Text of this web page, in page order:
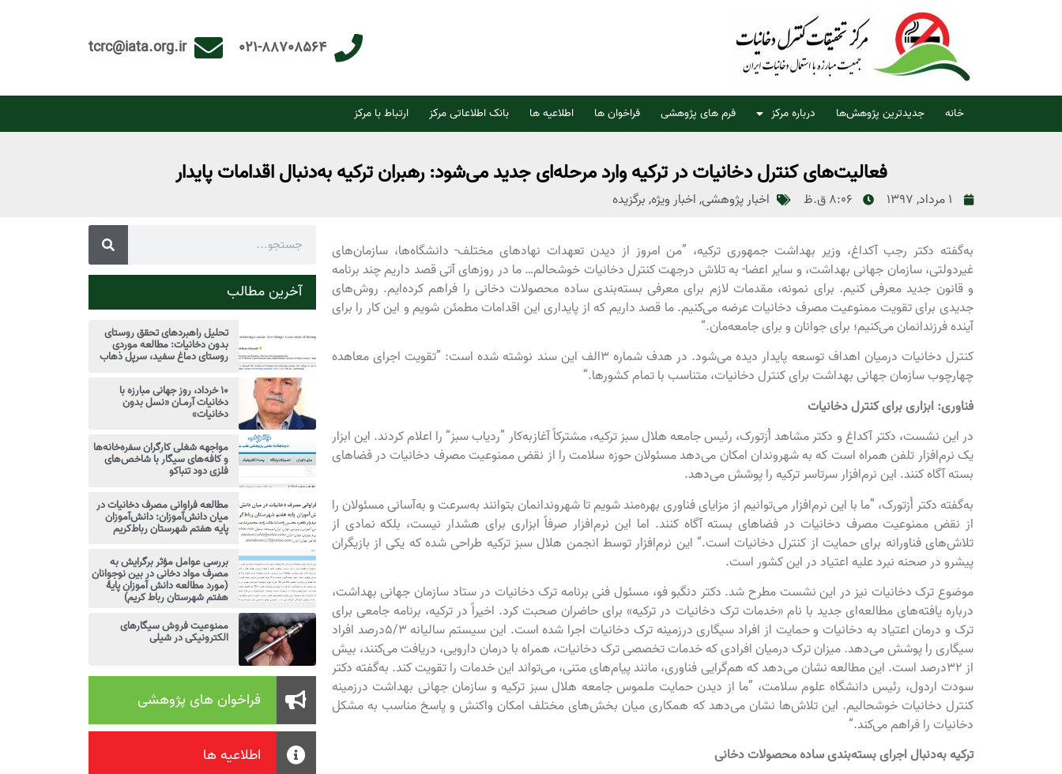
021-88708564
tcrc@iata.org.ir
خانه جدیدترین پژوهش‌ها درباره مرکز فرم های پژوهشی فراخوان ها اطلاعیه ها بانک اطلاعاتی مرکز ارتباط با مرکز
فعالیت‌های کنترل دخانیات در ترکیه وارد مرحله‌ای جدید می‌شود: رهبران ترکیه به‌دنبال اقدامات پایدار
1 مرداد, 1397 8:06 ق.ظ اخبار پژوهشی,اخبار ویژه,برگزیده
به‌گفته دکتر رجب آکداغ، وزیر بهداشت جمهوری ترکیه، ”من امروز از دیدن تعهدات نهادهای مختلف- دانشگاه‌ها، سازمان‌های
غیردولتی، سازمان جهانی بهداشت، و سایر اعضا- به تلاش درجهت کنترل دخانیات خوشحالم… ما در روزهای آتی قصد داریم چند برنامه
و قانون جدید معرفی کنیم. برای نمونه، مقدمات لازم برای معرفی بسته‌بندی ساده محصولات دخانی را فراهم کرده‌ایم. روش‌های
جدیدی برای تقویت ممنوعیت مصرف دخانیات عرضه می‌کنیم. ما قصد داریم که از پایداری این اقدامات مطمئن شویم و این کار را برای
آینده فرزندانمان می‌کنیم؛ برای جوانان و برای جامعه‌مان.“
کنترل دخانیات درمیان اهداف توسعه پایدار دیده می‌شود. در هدف شماره 3الف این سند نوشته شده است: ”تقویت اجرای معاهده
چهارچوب سازمان جهانی بهداشت برای کنترل دخانیات، متناسب با تمام کشورها.“
فناوری: ابزاری برای کنترل دخانیات
در این نشست، دکتر آکداغ و دکتر مشاهد اُزتورک، رئیس جامعه هلال سبز ترکیه، مشترکاً آغازبه‌کار ”ردیاب سبز“ را اعلام کردند. این ابزار
یک نرم‌افزار تلفن همراه است که به شهروندان امکان می‌دهد مسئولان حوزه سلامت را از نقض ممنوعیت مصرف دخانیات در فضاهای
بسته آگاه کنند. این نرم‌افزار سرتاسر ترکیه را پوشش می‌دهد.
به‌گفته دکتر اُزتورک، ”ما با این نرم‌افزار می‌توانیم از مزایای فناوری بهره‌مند شویم تا شهروندانمان بتوانند به‌سرعت و به‌آسانی مسئولان را
از نقض ممنوعیت مصرف دخانیات در فضاهای بسته آگاه کنند. اما این نرم‌افزار صرفاً ابزاری برای هشدار نیست، بلکه نمادی از
تلاش‌های فناورانه برای حمایت از کنترل دخانیات است.“ این نرم‌افزار توسط انجمن هلال سبز ترکیه طراحی شده که یکی از بازیگران
پیشرو در صحنه نبرد علیه اعتیاد در این کشور است.
موضوع ترک دخانیات نیز در این نشست مطرح شد. دکتر دنگبو فو، مسئول فنی برنامه ترک دخانیات در ستاد سازمان جهانی بهداشت،
درباره یافته‌های مطالعه‌ای جدید با نام «خدمات ترک دخانیات در ترکیه» برای حاضران صحبت کرد. اخیراً در ترکیه، برنامه جامعی برای
ترک و درمان اعتیاد به دخانیات و حمایت از افراد سیگاری درزمینه ترک دخانیات اجرا شده است. این سیستم سالیانه 5/3درصد افراد
سیگاری را پوشش می‌دهد. میزان ترک درمیان افرادی که خدمات تخصصی ترک دخانیات، همراه با درمان دارویی، دریافت می‌کنند، بیش
از 32درصد است. این مطالعه نشان می‌دهد که هم‌گرایی فناوری، مانند پیام‌های متنی، می‌تواند این خدمات را تقویت کند. به‌گفته دکتر
سودت اردول، رئیس دانشگاه علوم سلامت، ”ما از دیدن حمایت ملموس جامعه هلال سبز ترکیه و سازمان جهانی بهداشت درزمینه
کنترل دخانیات خوشحالیم. این تلاش‌ها نشان می‌دهد که همکاری میان بخش‌های مختلف امکان واکنش و پاسخ مناسب به مشکل
دخانیات را فراهم می‌کند.“
ترکیه به‌دنبال اجرای بسته‌بندی ساده محصولات دخانی
آخرین مطالب
تحلیل راهبردهای تحقق روستای
بدون دخانیات: مطالعه موردی
روستای دماغ سفید، سرپل ذهاب
۱۰ خرداد، روز جهانی مبارزه با
دخانیات آرمـان «نسل بدون
دخانیات»
مواجهه شغلی کارگران سفره‌خانه‌ها
و کافه‌های سیگار با شاخص‌های
فلزی دود تنباکو
مطالعه فراوانی مصرف دخانیات در
میان دانش‌آموزان: دانش‌آموزان
پایه هفتم شهرستان رباط‌کریم
بررسی عوامل مؤثر برگرایش به
مصرف مواد دخانی در بین نوجوانان
(مورد مطالعه دانش آموزان پایۀ
هفتم شهرستان رباط کریم)
ممنوعیت فروش سیگارهای
الکترونیکی در شیلی
فراخوان های پژوهشی
اطلاعیه ها